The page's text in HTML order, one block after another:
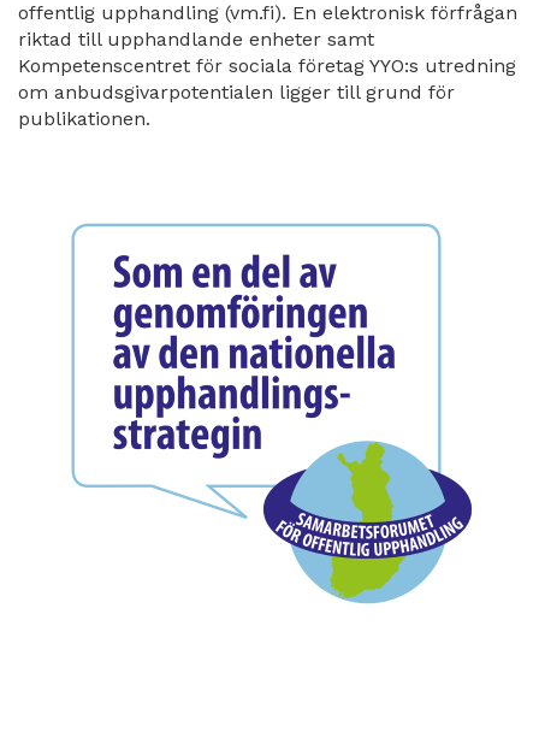
offentlig upphandling (vm.fi). En elektronisk förfrågan
riktad till upphandlande enheter samt
Kompetenscentret för sociala företag YYO:s utredning
om anbudsgivarpotentialen ligger till grund för
publikationen.